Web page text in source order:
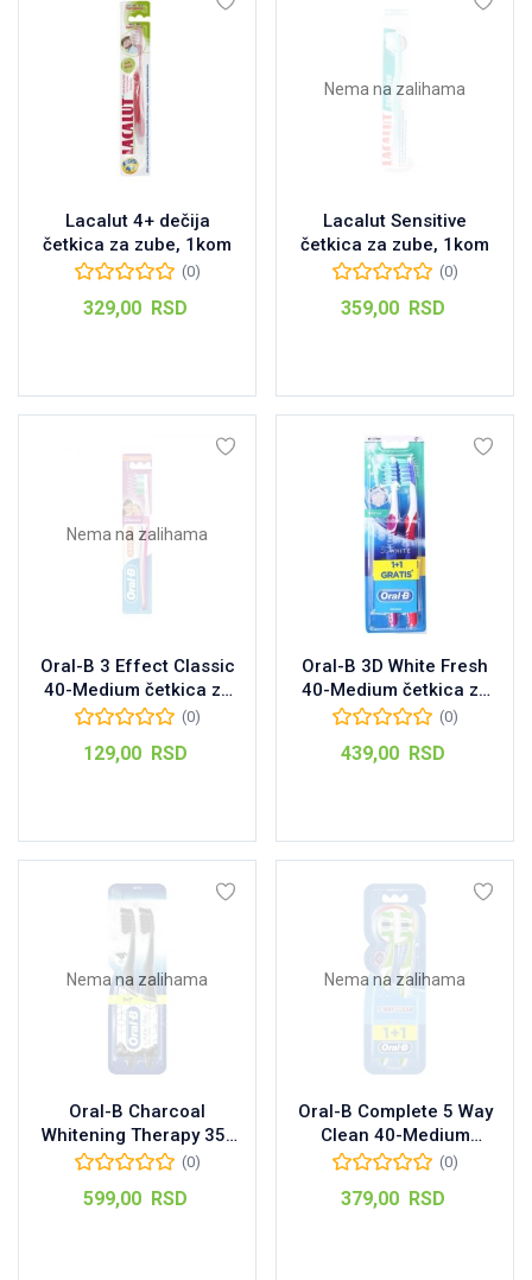
Lacalut 4+ dečija
četkica za zube, 1kom
(0)
329,00 RSD
Nema na zalihama
Lacalut Sensitive
četkica za zube, 1kom
(0)
359,00 RSD
Nema na zalihama
Oral-B 3 Effect Classic
40-Medium četkica za
zube, 1kom(0)
129,00 RSD
Oral-B 3D White Fresh
40-Medium četkica za
zube, 1kom+1GRATIS
(0)
439,00 RSD
Nema na zalihama
Oral-B Charcoal
Whitening Therapy 35-
Soft četkica za zube,
(0)
599,00 RSD
Nema na zalihama
Oral-B Complete 5 Way
Clean 40-Medium
četkica za zube,
(0)
379,00 RSD